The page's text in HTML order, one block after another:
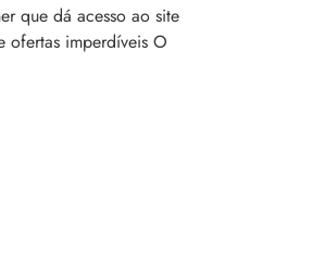
que dá acesso ao site
ofertas imperdíveis O